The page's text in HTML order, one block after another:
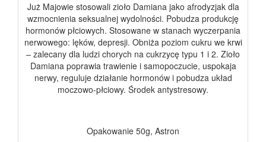
Już Majowie stosowali zioło Damiana jako afrodyzjak dla
wzmocnienia seksualnej wydolności. Pobudza produkcję
hormonów płciowych. Stosowane w stanach wyczerpania
nerwowego: lęków, depresji. Obniża poziom cukru we krwi
– zalecany dla ludzi chorych na cukrzycę typu 1 i 2. Zioło
Damiana poprawia trawienie i samopoczucie, uspokaja
nerwy, reguluje działanie hormonów i pobudza układ
moczowo-płciowy. Środek antystresowy.
Opakowanie 50g, Astron